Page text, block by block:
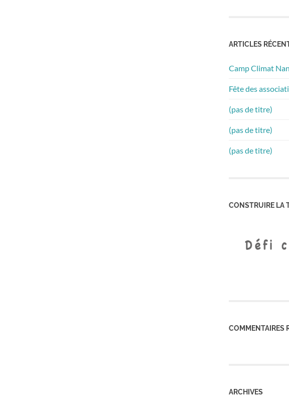
ARTICLES
Camp Climat
Fête des
(pas de titre)
(pas de titre)
(pas de titre)
CONSTRUIRE LA
COMMENTAIRES
ARCHIVES